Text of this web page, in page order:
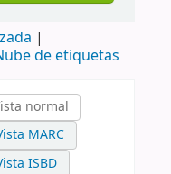
de etiquetas
normal
MARC
ISBD